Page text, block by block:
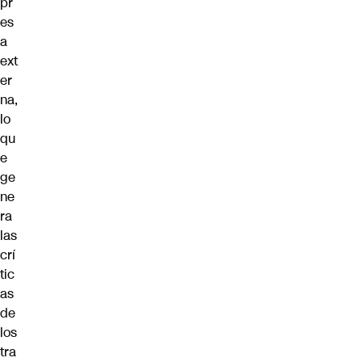
es
a
ext
er
na,
lo
qu
e
ge
ne
ra
las
crí
tic
as
de
los
tra